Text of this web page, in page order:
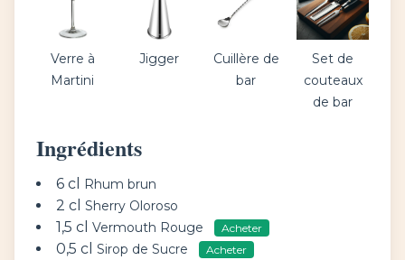
Verre à
Martini
Jigger
Cuillère de
bar
Set de
couteaux
de bar
Ingrédients
6 cl Rhum brun
2 cl Sherry Oloroso
1,5 cl Vermouth Rouge Acheter
0,5 cl Sirop de Sucre Acheter